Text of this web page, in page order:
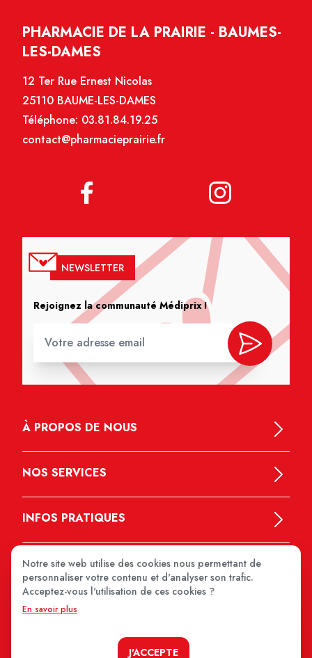
PHARMACIE DE LA PRAIRIE - BAUMES-
LES-DAMES
12 Ter Rue Ernest Nicolas
25110 BAUME-LES-DAMES
Téléphone: 03.81.84.19.25
contact@pharmacieprairie.fr
NEWSLETTER
Rejoignez la communauté Médiprix !
À PROPOS DE NOUS
NOS SERVICES
INFOS PRATIQUES
Notre site web utilise des cookies nous permettant de
personnaliser votre contenu et d'analyser son trafic.
Acceptez-vous l'utilisation de ces cookies ?
En savoir plus
J'ACCEPTE